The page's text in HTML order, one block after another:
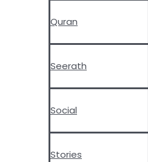
Quran
Seerath
Social
Stories